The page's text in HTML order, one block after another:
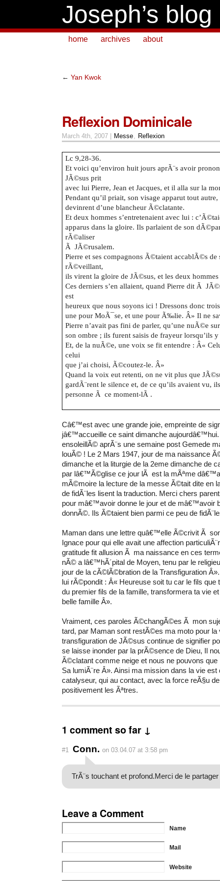
Joseph’s blog
home archives about
← Yan Kwok
Reflexion Dominicale
March 4th, 2007 | Messe Reflexion
Lc 9,28-36.
Et voici qu’environ huit jours aprÃ¨s avoir
JÃ©sus prit
avec lui Pierre, Jean et Jacques, et il alla sur la
Pendant qu’il priait, son visage apparut tout autre,
devinrent d’une blancheur Ã©clatante.
Et deux hommes s’entretenaient avec lui :
apparus dans la gloire. Ils parlaient de son
rÃ©aliser
Ã JÃ©rusalem.
Pierre et ses compagnons Ã©taient accablÃ©s de
rÃ©veillant,
ils virent la gloire de JÃ©sus, et les deux
Ces derniers s’en allaient, quand Pierre dit Ã
est
heureux que nous soyons ici ! Dressons donc
une pour MoÃ¯se, et une pour Ã‰lie. Â» Il ne
Pierre n’avait pas fini de parler, qu’une nuÃ©e
son ombre ; ils furent saisis de frayeur lorsqu’ils
Et, de la nuÃ©e, une voix se fit entendre : Â«
celui
que j’ai choisi, Ã©coutez-le. Â»
Quand la voix eut retenti, on ne vit plus que
gardÃ¨rent le silence et, de ce qu’ils avaient vu,
personne Ã ce moment-lÃ .
Câ€™est avec une grande joie, empreinte de
jâ€™accueille ce saint dimanche
ensoleillÃ© aprÃ¨s une semaine post Gemede
louÃ© ! Le 2 Mars 1947, jour de ma naissance
dimanche et la liturgie de la 2eme dimanche de
par lâ€™Ã©glise ce jour lÃ est la mÃªme
mÃ©moire la lecture de la messe Ã©tait dite en
de fidÃ¨les lisent la traduction. Merci chers
pour mâ€™avoir donne le jour et de mâ€™avoir
donnÃ©. Ils Ã©taient bien parmi ce peu de
Maman dans une lettre quâ€™elle Ã©crivit Ã
Ignace pour qui elle avait une affection
gratitude fit allusion Ã ma naissance en ces
nÃ© a lâ€™hÃ´pital de Moyen, tenu par le
jour de la cÃ©lÃ©bration de la Transfiguration
lui rÃ©pondit : Â« Heureuse soit tu car le fils que
du premier fils de la famille, transformera ta vie
belle famille Â».
Vraiment, ces paroles Ã©changÃ©es Ã mon
tard, par Maman sont restÃ©es ma moto pour la
transfiguration de JÃ©sus continue de signifier
se laisse inonder par la prÃ©sence de Dieu, Il
Ã©clatant comme neige et nous ne pouvons que
Sa lumiÃ¨re Â». Ainsi ma mission dans la vie
catalyseur, qui au contact, avec la force reÃ§u
positivement les Ãªtres.
1 comment so far ↓
#1 Conn. on 03.04.07 at 3:58 pm
TrÃ¨s touchant et profond.Merci de le
Leave a Comment
Name
Mail
Website